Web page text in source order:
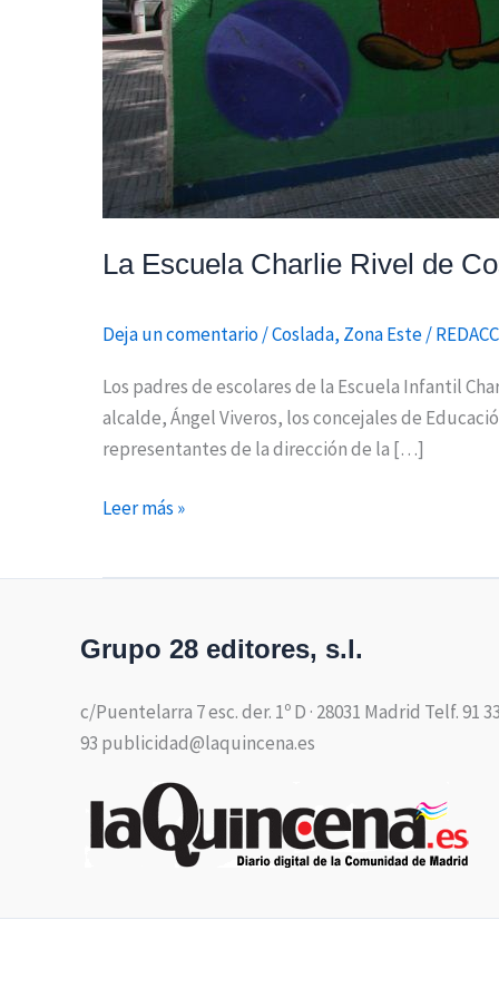
La Escuela Charlie Rivel de
Deja un comentario/Coslada, Zona Este/
Los padres de escolares de la Escuela Infantil
alcalde, Ángel Viveros, los concejales de
representantes de la dirección de la […]
Leer más »
Grupo 28 editores, s.l.
c/Puentelarra 7 esc. der. 1º D · 28031 Madrid Telf. 91
93 publicidad@laquincena.es